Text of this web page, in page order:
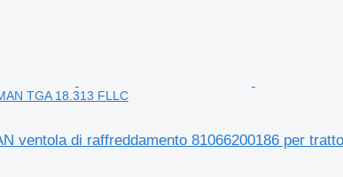
TGA 18.313 FLLC
ventola di raffreddamento 81066200186 per